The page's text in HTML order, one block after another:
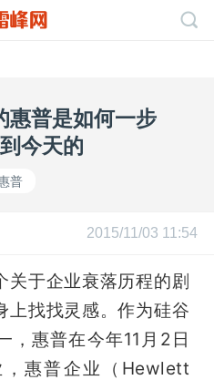
惠普是如何一步
今天的
普
2015/11/03 11:54
关于企业衰落历程的剧
上找找灵感。作为硅谷
，惠普在今年11月2日
惠普企业（Hewlett